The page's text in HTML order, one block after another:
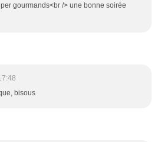
gourmands<br /> une bonne soirée
bisous